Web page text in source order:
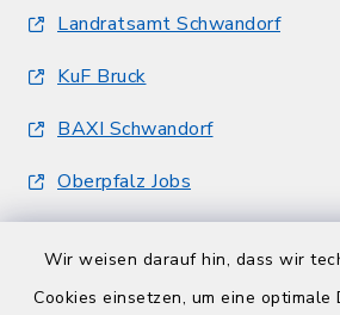
Wir weisen darauf hin, dass wir
Cookies einsetzen, um eine
Landratsamt Schwandorf
KuF Bruck
BAXI Schwandorf
Oberpfalz Jobs